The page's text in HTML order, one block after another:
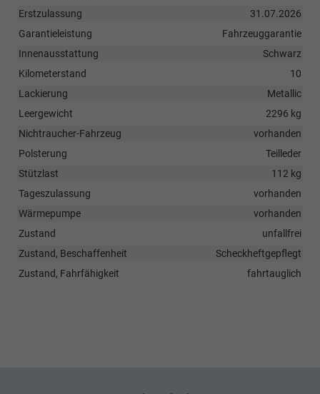
Erstzulassung
31.07.2026
Garantieleistung
Fahrzeuggarantie
Innenausstattung
Schwarz
Kilometerstand
10
Lackierung
Metallic
Leergewicht
2296 kg
Nichtraucher-Fahrzeug
vorhanden
Polsterung
Teilleder
Stützlast
112 kg
Tageszulassung
vorhanden
Wärmepumpe
vorhanden
Zustand
unfallfrei
Zustand, Beschaffenheit
Scheckheftgepflegt
Zustand, Fahrfähigkeit
fahrtauglich